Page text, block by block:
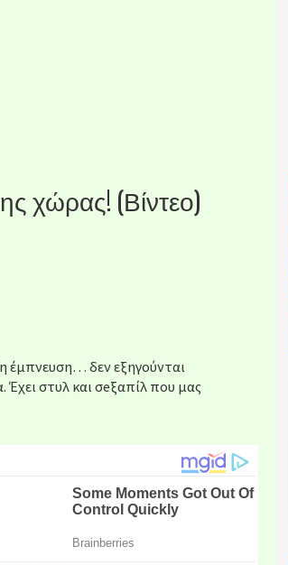
χώρας! (Βίντεο)
έμπνευση… δεν εξηγούνται
στυλ και σeξαπίλ που μας